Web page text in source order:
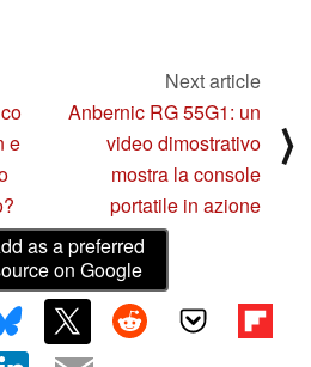
e
Next article
Anbernic RG 55G1: un
video dimostrativo
mostra la console
portatile in azione
⟩
as a preferred
on Google